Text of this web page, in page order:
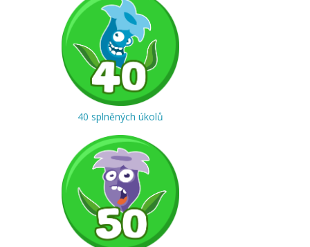
40 splněných úkolů